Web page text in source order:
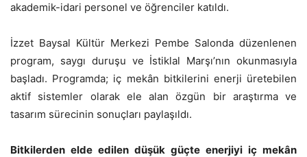
akademik-idari personel ve öğrenciler katıldı.
İzzet Baysal Kültür Merkezi Pembe Salonda düzenlenen
program, saygı duruşu ve İstiklal Marşı’nın okunmasıyla
başladı. Programda; iç mekân bitkilerini enerji üretebilen
aktif sistemler olarak ele alan özgün bir araştırma ve
tasarım sürecinin sonuçları paylaşıldı.
Bitkilerden elde edilen düşük güçte enerjiyi iç mekân